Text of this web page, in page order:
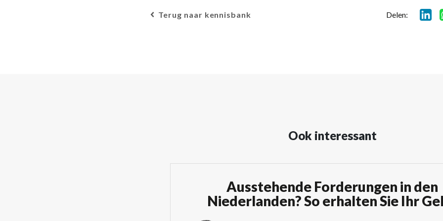
Terug naar kennisbank Delen:
Ook interessant
Ausstehende Forderungen in den
Niederlanden? So erhalten Sie Ihr